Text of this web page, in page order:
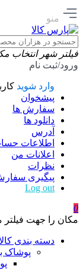
منو
فیلتر شهر انتخاب
ورود/ثبت نام
وارد شوید
پیشخوان
سفارش ها
دانلود ها
آدرس
اطلاعات
اعلانات من
نظرات
پیگیری
Log out
0
مکان را جهت فیلتر
دسته بندی
پوشاک